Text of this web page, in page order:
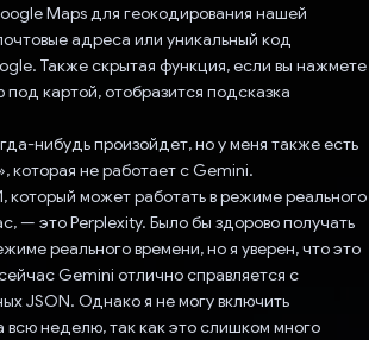
Maps для геокодирования нашей
адреса или уникальный код
Также скрытая функция, если вы нажмете
картой, отобразится подсказка
нибудь произойдет, но у меня также есть
которая не работает с Gemini.
который может работать в режиме реального
— это Perplexity. Было бы здорово получать
реального времени, но я уверен, что это
Gemini отлично справляется с
JSON. Однако я не могу включить
всю неделю, так как это слишком много